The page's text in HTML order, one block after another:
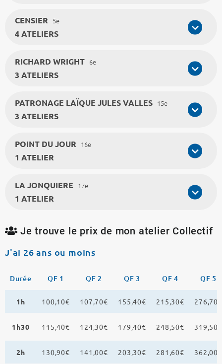
CENSIER 5e
4 ATELIERS
RICHARD WRIGHT 6e
3 ATELIERS
PATRONAGE LAÏQUE JULES VALLES 15e
3 ATELIERS
POINT DU JOUR 16e
1 ATELIER
LA JONQUIERE 17e
1 ATELIER
Je trouve le prix de mon atelier Collectif
J'ai 26 ans ou moins
Durée QF 1 QF 2 QF 3 QF 4 QF 5
1h 100,10€ 107,70€ 155,40€ 215,30€ 276,70€
1h30 115,40€ 124,30€ 179,40€ 248,50€ 319,50€
2h 130,90€ 141,00€ 203,30€ 281,60€ 362,00€